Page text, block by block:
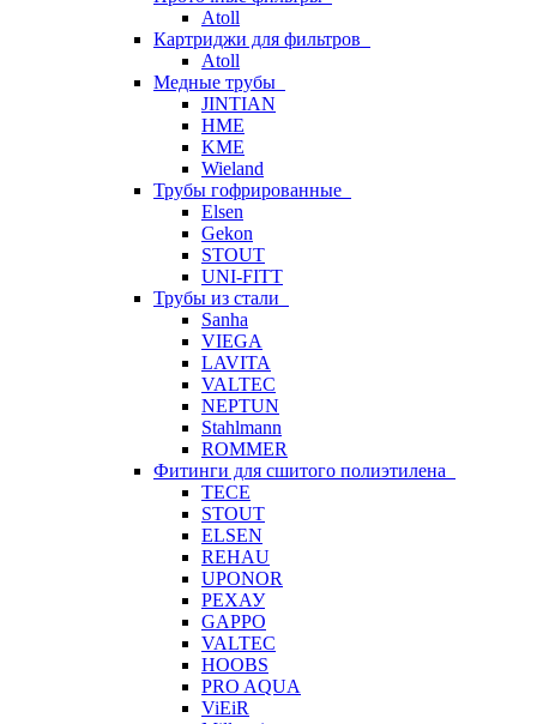
Atoll
Картриджи для фильтров
Atoll
Медные трубы
JINTIAN
HME
KME
Wieland
Трубы гофрированные
Elsen
Gekon
STOUT
UNI-FITT
Трубы из стали
Sanha
VIEGA
LAVITA
VALTEC
NEPTUN
Stahlmann
ROMMER
Фитинги для сшитого полиэтилена
TECE
STOUT
ELSEN
REHAU
UPONOR
РЕХАУ
GAPPO
VALTEC
HOOBS
PRO AQUA
ViEiR